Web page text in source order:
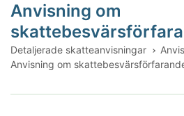
Anvisning om
Detaljerade skatteanvisningar
Anvisning om